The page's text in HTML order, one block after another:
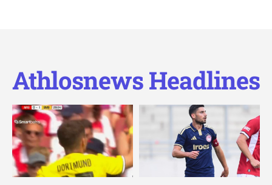
Athlosnews Headlines